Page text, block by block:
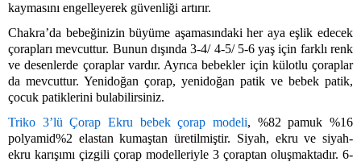
kaymasını engelleyerek güvenliği artırır.
Chakra’da bebeğinizin büyüme aşamasındaki her aya eşlik edecek
çorapları mevcuttur. Bunun dışında 3-4/ 4-5/ 5-6 yaş için farklı renk
ve desenlerde çoraplar vardır. Ayrıca bebekler için külotlu çoraplar
da mevcuttur. Yenidoğan çorap, yenidoğan patik ve bebek patik,
çocuk patiklerini bulabilirsiniz.
Triko 3’lü Çorap Ekru bebek çorap modeli, %82 pamuk %16
polyamid%2 elastan kumaştan üretilmiştir. Siyah, ekru ve siyah-
ekru karışımı çizgili çorap modelleriyle 3 çoraptan oluşmaktadır. 6-